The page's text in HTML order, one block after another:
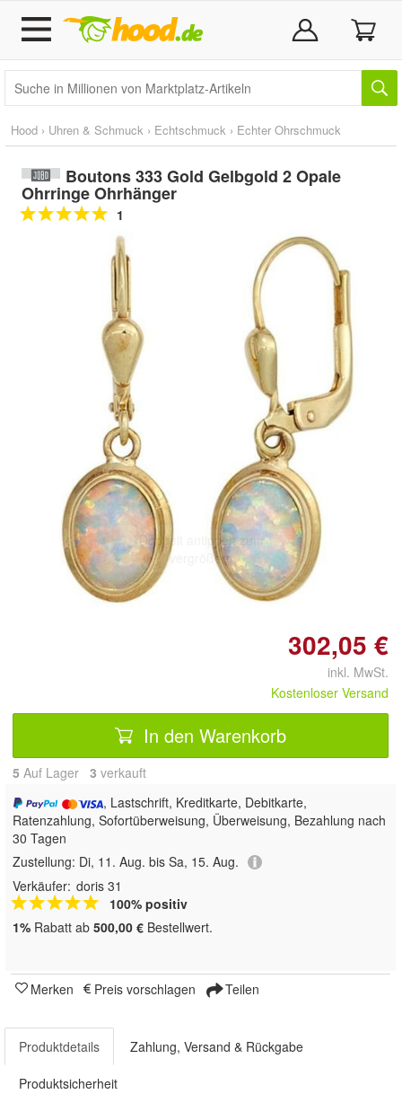
Hood › Uhren & Schmuck › Echtschmuck › Echter Ohrschmuck
Boutons 333 Gold Gelbgold 2 Opale
Ohrringe Ohrhänger
1
Doppelt antippen zum
vergrößern
302,05 €
inkl. MwSt.
Kostenloser Versand
In den Warenkorb
5 Auf Lager 3 verkauft
, Lastschrift, Kreditkarte, Debitkarte,
Ratenzahlung, Sofortüberweisung, Überweisung, Bezahlung nach
30 Tagen
Zustellung: Di, 11. Aug. bis Sa, 15. Aug.
Verkäufer: doris 31
100% positiv
1% Rabatt ab 500,00 € Bestellwert.
Merken Preis vorschlagen Teilen
Produktdetails Zahlung, Versand & Rückgabe
Produktsicherheit